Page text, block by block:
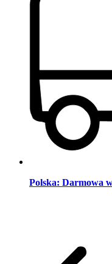
Polska: Darmowa